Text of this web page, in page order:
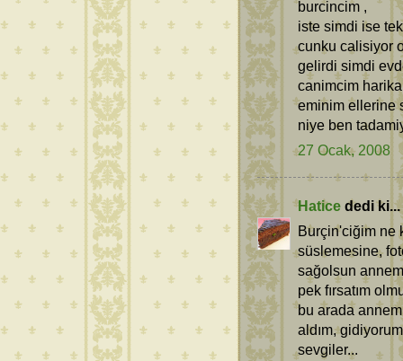
burcincim ,
iste simdi ise
cunku calisiyor
gelirdi simdi
canimcim
eminim ellerine
niye ben
27 Ocak, 2008
Hatice dedi ki...
Burçin'ciğim ne
süslemesine,
sağolsun
pek fırsatım
bu arada
aldım,
sevgiler...